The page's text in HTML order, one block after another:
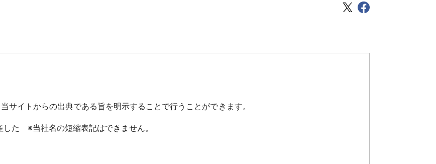
サイトからの出典である旨を明示することで行うことができます。
た ※当社名の短縮表記はできません。